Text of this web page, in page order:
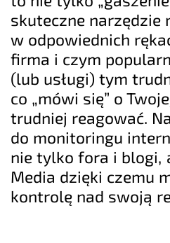
skuteczne narzędzie
w odpowiednich
firma i czym
(lub usługi) tym
co „mówi się” o
trudniej reagować.
do monitoringu
nie tylko fora i blogi,
Media dzięki czemu
kontrolę nad swoją